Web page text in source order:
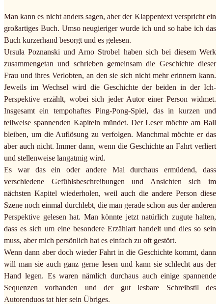
Man kann es nicht anders sagen, aber der Klappentext verspricht ein
großartiges Buch. Umso neugieriger wurde ich und so habe ich das
Buch kurzerhand besorgt und es gelesen.
Ursula Poznanski und Arno Strobel haben sich bei diesem Werk
zusammengetan und schrieben gemeinsam die Geschichte dieser
Frau und ihres Verlobten, an den sie sich nicht mehr erinnern kann.
Jeweils im Wechsel wird die Geschichte der beiden in der Ich-
Perspektive erzählt, wobei sich jeder Autor einer Person widmet.
Insgesamt ein tempohaftes Ping-Pong-Spiel, das in kurzen und
teilweise spannenden Kapiteln mündet. Der Leser möchte am Ball
bleiben, um die Auflösung zu verfolgen. Manchmal möchte er das
aber auch nicht. Immer dann, wenn die Geschichte an Fahrt verliert
und stellenweise langatmig wird.
Es war das ein oder andere Mal durchaus ermüdend, dass
verschiedene Gefühlsbeschreibungen und Ansichten sich im
nächsten Kapitel wiederholen, weil auch die andere Person diese
Szene noch einmal durchlebt, die man gerade schon aus der anderen
Perspektive gelesen hat. Man könnte jetzt natürlich zugute halten,
dass es sich um eine besondere Erzählart handelt und dies so sein
muss, aber mich persönlich hat es einfach zu oft gestört.
Wenn dann aber doch wieder Fahrt in die Geschichte kommt, dann
will man sie auch ganz gerne lesen und kann sie schlecht aus der
Hand legen. Es waren nämlich durchaus auch einige spannende
Sequenzen vorhanden und der gut lesbare Schreibstil des
Autorenduos tat hier sein Übriges.